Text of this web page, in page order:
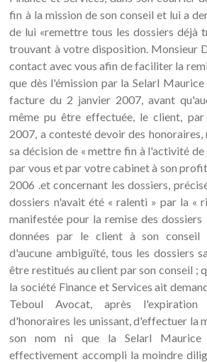
fin à la mission de son conseil et lui a
de lui «remettre tous les dossiers déjà
trouvant à votre disposition. Monsieur
contact avec vous afin de faciliter la
que dès l'émission par la Selarl
facture du 2 janvier 2007, avant
même pu être effectuée, le client,
2007, a contesté devoir des honoraires,
sa décision de « mettre fin à l'activité
par vous et par votre cabinet à son
2006 .et concernant les dossiers,
dossiers n'avait été « ralenti » par la «
manifestée pour la remise des
données par le client à son conseil
d'aucune ambiguïté, tous les dossiers
être restitués au client par son conseil ;
la société Finance et Services ait
Teboul Avocat, après
d'honoraires les unissant, d'effectuer la
son nom ni que la Selarl Maurice
effectivement accompli la moindre